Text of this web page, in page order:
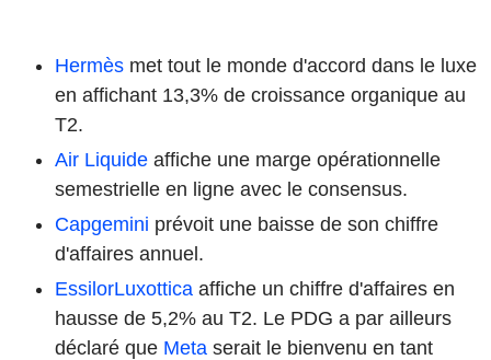
Hermès met tout le monde d'accord dans le luxe
en affichant 13,3% de croissance organique au
T2.
Air Liquide affiche une marge opérationnelle
semestrielle en ligne avec le consensus.
Capgemini prévoit une baisse de son chiffre
d'affaires annuel.
EssilorLuxottica affiche un chiffre d'affaires en
hausse de 5,2% au T2. Le PDG a par ailleurs
déclaré que Meta serait le bienvenu en tant